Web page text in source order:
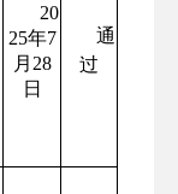
20
25年7
月28
日
通
过